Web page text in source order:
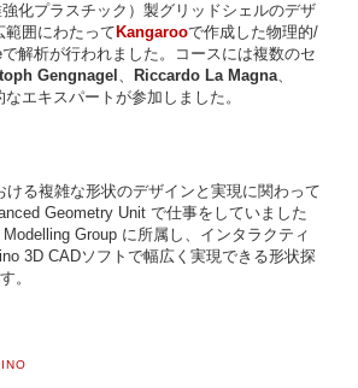
化プラスチック）製グリッドシェルのデザ
範囲にわたってKangarooで作成した物理的/
解析が行われました。コースには複数のセ
Gengnagel 、 Riccardo La Magna、
エキスパートが参加しました。
る複雑な形状のデザインと実現に関わって
Geometry Unit で仕事をしていました
Group に所属し、インタラクティ
3D CADソフトで幅広く実現できる形状探
。